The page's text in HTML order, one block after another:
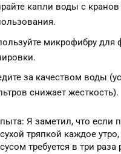
капли воды с
микрофибру для
за качеством воды
снижает жесткость).
Я заметил, что если
тряпкой каждое
требуется в три раза